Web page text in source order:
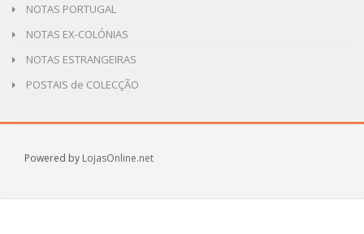
NOTAS PORTUGAL
NOTAS EX-COLÓNIAS
NOTAS ESTRANGEIRAS
POSTAIS de COLECÇÃO
Powered by LojasOnline.net